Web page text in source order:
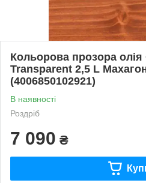
Кольорова прозора
Transparent 2,5 L
(4006850102921)
В наявності
Роздріб
7 090 ₴